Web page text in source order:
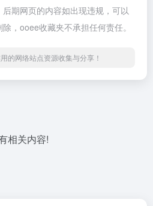
期网页的内容如出现违规，可以
，ooee收藏夹不承担任何责任。
的网络站点资源收集与分享！
相关内容!